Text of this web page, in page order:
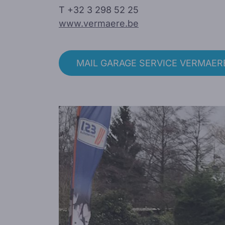
T +32 3 298 52 25
www.vermaere.be
MAIL GARAGE SERVICE